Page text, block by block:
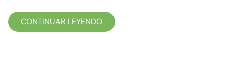
CONTINUAR LEYENDO